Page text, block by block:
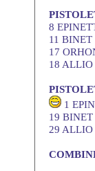
8
11 BINET
17
18 ALLIO
1
19 BINET
29 ALLIO